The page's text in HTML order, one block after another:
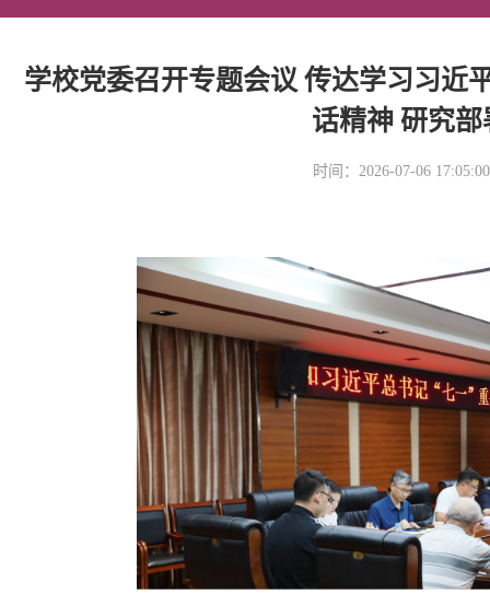
学校党委召开专题会议 传达学习习近
话精神 研究
时间：2026-07-06